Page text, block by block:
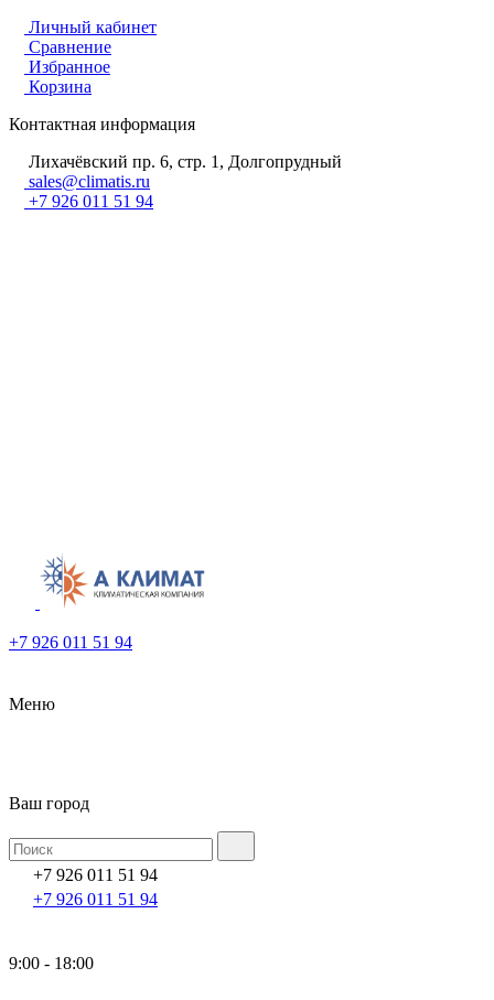
Личный кабинет
Сравнение
Избранное
Корзина
Контактная информация
Лихачёвский пр. 6, стр. 1, Долгопрудный
sales@climatis.ru
+7 926 011 51 94
+7 926 011 51 94
Меню
Ваш город
+7 926 011 51 94
+7 926 011 51 94
9:00 - 18:00